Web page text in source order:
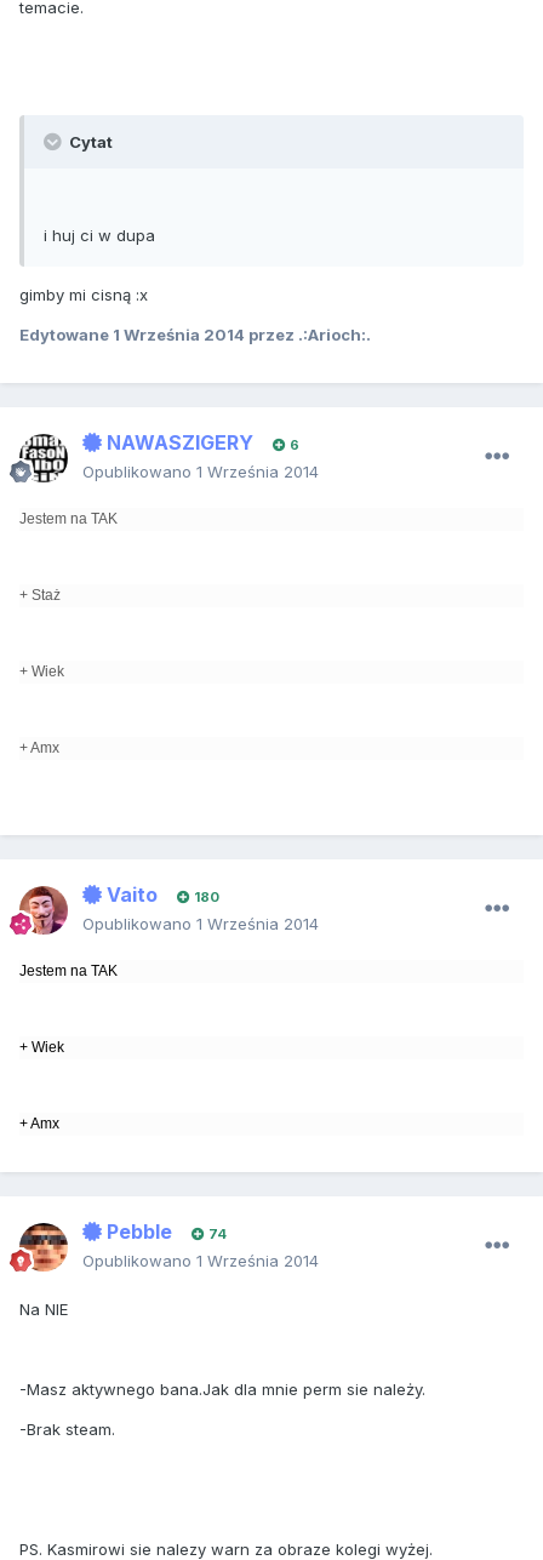
temacie.
Cytat
i huj ci w dupa
gimby mi cisną :x
Edytowane 1 Września 2014 przez .:Arioch:.
NAWASZIGERY 6
Opublikowano 1 Września 2014
Jestem na TAK
+ Staż
+ Wiek
+ Amx
Vaito 180
Opublikowano 1 Września 2014
Jestem na TAK
+ Wiek
+ Amx
Pebble 74
Opublikowano 1 Września 2014
Na NIE
-Masz aktywnego bana.Jak dla mnie perm sie należy.
-Brak steam.
PS. Kasmirowi sie nalezy warn za obraze kolegi wyżej.